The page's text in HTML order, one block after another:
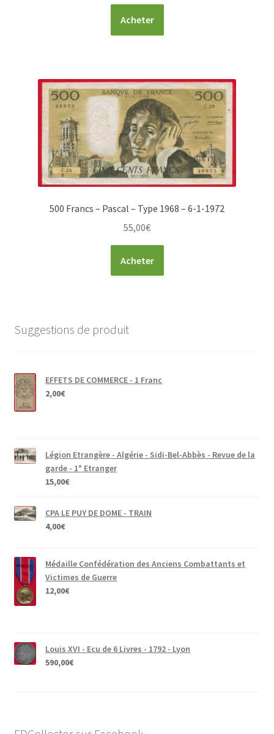
Acheter
500 Francs – Pascal – Type 1968 – 6-1-1972
55,00€
Acheter
Suggestions de produit
EFFETS DE COMMERCE - 1 Franc
2,00€
Légion Etrangère - Algérie - Sidi-Bel-Abbès - Revue de la
garde - 1° Etranger
15,00€
CPA LE PUY DE DOME - TRAIN
4,00€
Médaille Confédération des Anciens Combattants et
Victimes de Guerre
12,00€
Louis XVI - Ecu de 6 Livres - 1792 - Lyon
590,00€